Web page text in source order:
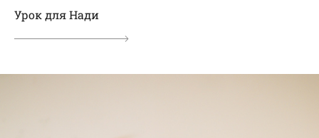
Урок для Нади